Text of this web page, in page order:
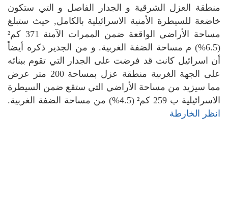
منطقة العزل الشرقية و الجدار الفاصل و التي ستكون
خاضعة للسيطرة الأمنية الاسرائيلية بالكامل, حيث ستبلغ
مساحة الأراضي الواقعة ضمن الممرات الآمنة 371 كم²
(6.5%) م مساحة الضفة الغربية. و من الجدير ذكره أيضاً
أن اسرائيل كانت قد فرضت على الجدار التي تقوم ببنائه
على الجهة الغربية منطقة عزل بمساحة 200 متر عرض
مما سيزيد من مساحة الأراضي التي ستقع ضمن السيطرة
الاسرائيلية ب 259 كم² (4.5%) من مساحة الضفة الغربية.
انظر الخارطة